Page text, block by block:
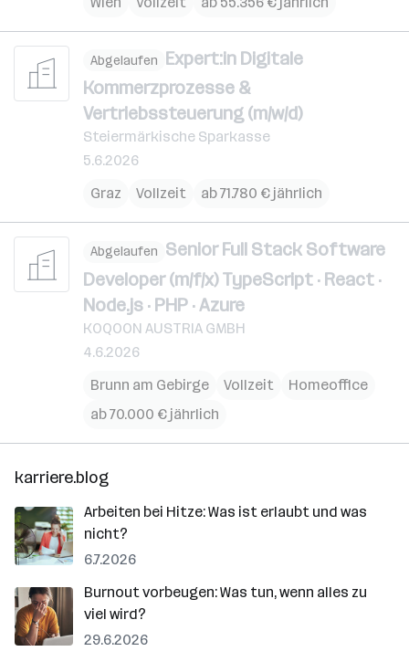
Abgelaufen Expert:in Digitale
Kommerzprozesse &
Vertriebssteuerung (m/w/d)
Steiermärkische Sparkasse
5.6.2026
Graz
Vollzeit ab 71.780 € jährlich
Abgelaufen Senior Full Stack Software
Developer (m/f/x) TypeScript · React ·
Node.js · PHP · Azure
KOQOON AUSTRIA GMBH
4.6.2026
Brunn am Gebirge
Vollzeit
Homeoffice
ab 70.000 € jährlich
karriere.blog
Arbeiten bei Hitze: Was ist erlaubt und was
nicht?
6.7.2026
Burnout vorbeugen: Was tun, wenn alles zu
viel wird?
29.6.2026